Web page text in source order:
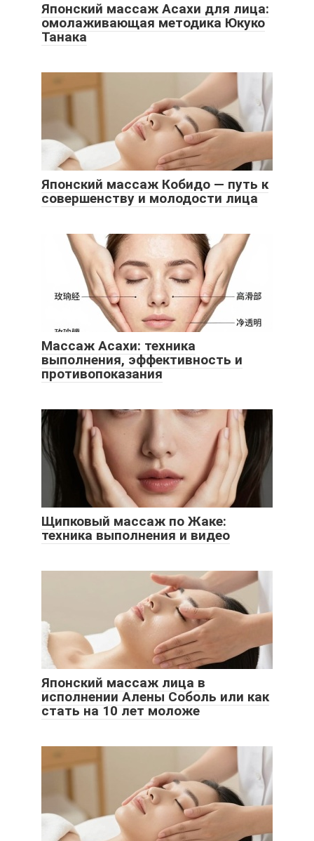
Японский массаж Асахи для лица:
омолаживающая методика Юкуко
Танака
Японский массаж Кобидо — путь к
совершенству и молодости лица
Массаж Асахи: техника
выполнения, эффективность и
противопоказания
Щипковый массаж по Жаке:
техника выполнения и видео
Японский массаж лица в
исполнении Алены Соболь или как
стать на 10 лет моложе